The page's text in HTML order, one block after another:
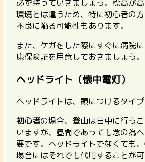
必ず持っていきましょう。標高が
環境とは違うため、特に初心者の
不良に陥る可能性もあります。
また、ケガをした際にすぐに病院
康保険証を用意しておきましょう。
ヘッドライト（懐中電灯）
ヘッドライトは、頭につけるタイプ
初心者の場合、 登山は日中に行う
いますが、昼間であっても念の為
要です。ヘッドライトでなくても
場合にはそれでも代用することが可